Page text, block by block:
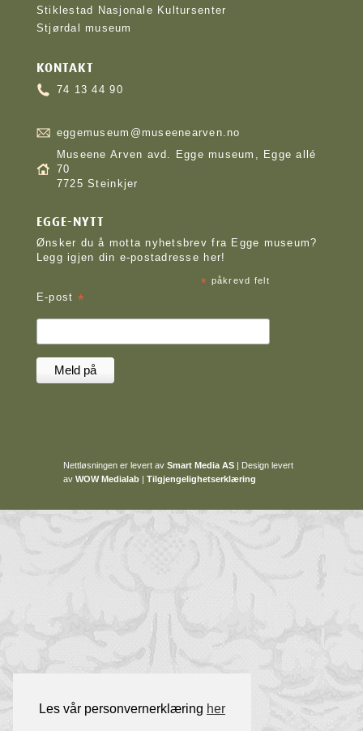
Les vår personvernerklæring her
Stiklestad Nasjonale Kultursenter
Stjørdal museum
KONTAKT
74 13 44 90
eggemuseum@museenearven.no
Museene Arven avd. Egge museum, Egge allé
70
7725 Steinkjer
EGGE-NYTT
Ønsker du å motta nyhetsbrev fra Egge museum?
Legg igjen din e-postadresse her!
* påkrevd felt
E-post *
Nettløsningen er levert avSmart Media AS | Design levert
avWOW Medialab |Tilgjengelighetserklæring